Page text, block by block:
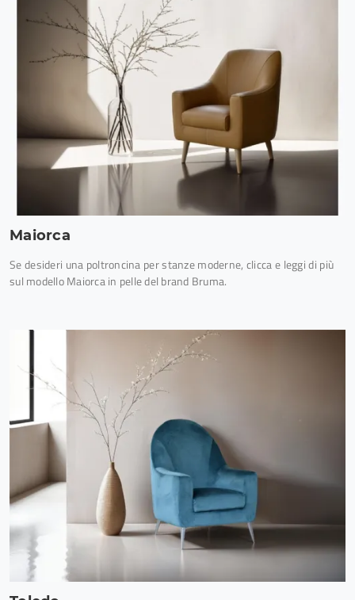
Maiorca
Se desideri una poltroncina per stanze moderne, clicca e leggi di più
sul modello Maiorca in pelle del brand Bruma.